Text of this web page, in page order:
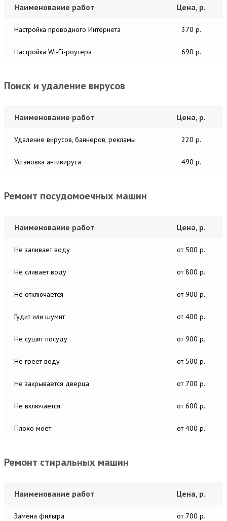
Наименование работ Цена, р.
Настройка проводного Интернета 370 р.
Настройка Wi-Fi-роутера 690 р.
Поиск и удаление вирусов
Наименование работ Цена, р.
Удаление вирусов, баннеров, рекламы 220 р.
Установка антивируса 490 р.
Ремонт посудомоечных машин
Наименование работ Цена, р.
Не заливает воду от 500 р.
Не сливает воду от 800 р.
Не отключается от 900 р.
Гудит или шумит от 400 р.
Не сушит посуду от 900 р.
Не греет воду от 500 р.
Не закрывается дверца от 700 р.
Не включается от 600 р.
Плохо моет от 400 р.
Ремонт стиральных машин
Наименование работ Цена, р.
Замена фильтра от 700 р.